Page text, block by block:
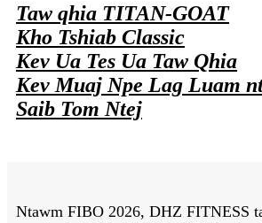
Taw qhia TITAN-GOAT
Kho Tshiab Classic
Kev Ua Tes Ua Taw Qhia
Kev Muaj Npe Lag Luam
Saib Tom Ntej
Ntawm FIBO 2026, DHZ FITNESS